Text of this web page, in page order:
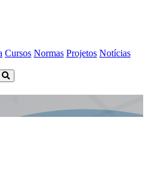
Cursos Normas Projetos Notícias